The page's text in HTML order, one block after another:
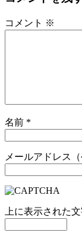
コメント ※
名前 *
メールアドレス
上に表示された